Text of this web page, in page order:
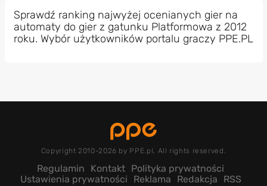
Sprawdź ranking najwyżej ocenianych gier na
automaty do gier z gatunku Platformowa z 2012
roku. Wybór użytkowników portalu graczy PPE.PL
Copyright 2010-2026 by PPE.pl. All rights reserved.
Regulamin Kontakt Polityka prywatności
Ustawienia prywatności
Reklama Redakcja RSS